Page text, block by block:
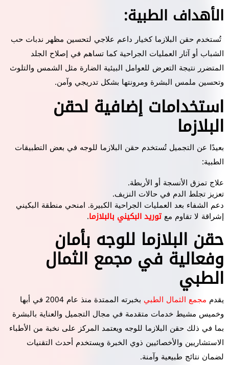
الأهداف الطبية:
تُستخدم حقن البلازما كخيار داعم علاجي لتحسين مظهر ندبات حب
الشباب أو آثار العمليات الجراحية كما تساهم في إصلاح الجلد
المتضرر نتيجة التعرض للعوامل البيئية الضارة مثل الشمس والتلوث
وتحسين ملمس البشرة ومرونتها بشكل تدريجي وآمن.
استخدامات إضافية لحقن
البلازما
بعيدًا عن التجميل تُستخدم حقن البلازما للوجه في بعض التطبيقات
الطبية:
علاج تمزق الأنسجة أو الأربطة.
تعزيز تجلط الدم في حالات النزيف.
دعم الشفاء بعد العمليات الجراحية الكبيرة. امنحي منطقة البكيني
إشراقة لا تقاوم مع توريد البكيني بالبلازما.
حقن البلازما للوجه بأمان
وفعالية في مجمع الثمال
الطبي
يقدم مجمع الثمال الطبي
بخبرته الممتدة منذ عام 2004 في أبها
وخميس مشيط خدمات متقدمة في مجال التجميل والعناية بالبشرة
بما في ذلك حقن البلازما للوجه ويعتمد المركز على نخبة من الأطباء
الاستشاريين والأخصائيين ذوي الخبرة ويستخدم أحدث التقنيات
لضمان نتائج طبيعية وآمنة.